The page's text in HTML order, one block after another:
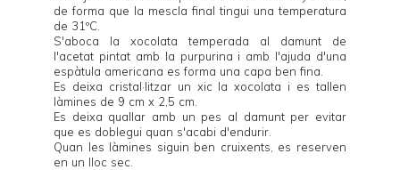
de forma que la mescla final tingui una temperatura
de 31ºC.
S'aboca la xocolata temperada al damunt de
l'acetat pintat amb la purpurina i amb l'ajuda d'una
espàtula americana es forma una capa ben fina.
Es deixa cristal·litzar un xic la xocolata i es tallen
làmines de 9 cm x 2,5 cm.
Es deixa quallar amb un pes al damunt per evitar
que es doblegui quan s'acabi d'endurir.
Quan les làmines siguin ben cruixents, es reserven
en un lloc sec.